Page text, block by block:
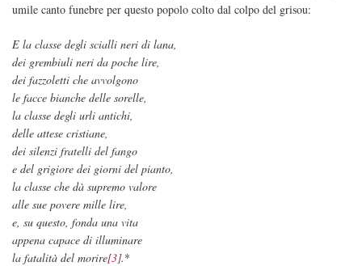
umile canto funebre per questo popolo colto dal colpo del grisou:
E la classe degli scialli neri di lana,
dei grembiuli neri da poche lire,
dei fazzoletti che avvolgono
le facce bianche delle sorelle,
la classe degli urli antichi,
delle attese cristiane,
dei silenzi fratelli del fango
e del grigiore dei giorni del pianto,
la classe che dà supremo valore
alle sue povere mille lire,
e, su questo, fonda una vita
appena capace di illuminare
la fatalità del morire[3].*